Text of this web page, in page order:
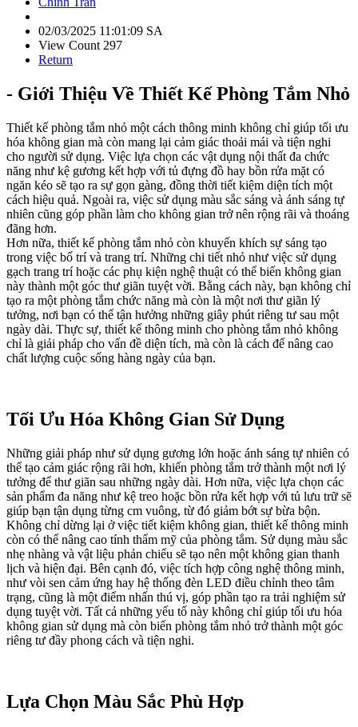
02/03/2025 11:01:09 SA
View Count 297
Return
- Giới Thiệu Về Thiết Kế Phòng Tắm Nhỏ
Thiết kế phòng tắm nhỏ một cách thông minh không chỉ giúp tối ưu
hóa không gian mà còn mang lại cảm giác thoải mái và tiện nghi
cho người sử dụng. Việc lựa chọn các vật dụng nội thất đa chức
năng như kệ gương kết hợp với tủ đựng đồ hay bồn rửa mặt có
ngăn kéo sẽ tạo ra sự gọn gàng, đồng thời tiết kiệm diện tích một
cách hiệu quả. Ngoài ra, việc sử dụng màu sắc sáng và ánh sáng tự
nhiên cũng góp phần làm cho không gian trở nên rộng rãi và thoáng
đãng hơn.
Hơn nữa, thiết kế phòng tắm nhỏ còn khuyến khích sự sáng tạo
trong việc bố trí và trang trí. Những chi tiết nhỏ như việc sử dụng
gạch trang trí hoặc các phụ kiện nghệ thuật có thể biến không gian
này thành một góc thư giãn tuyệt vời. Bằng cách này, bạn không chỉ
tạo ra một phòng tắm chức năng mà còn là một nơi thư giãn lý
tưởng, nơi bạn có thể tận hưởng những giây phút riêng tư sau một
ngày dài. Thực sự, thiết kế thông minh cho phòng tắm nhỏ không
chỉ là giải pháp cho vấn đề diện tích, mà còn là cách để nâng cao
chất lượng cuộc sống hàng ngày của bạn.
Tối Ưu Hóa Không Gian Sử Dụng
Những giải pháp như sử dụng gương lớn hoặc ánh sáng tự nhiên có
thể tạo cảm giác rộng rãi hơn, khiến phòng tắm trở thành một nơi lý
tưởng để thư giãn sau những ngày dài. Hơn nữa, việc lựa chọn các
sản phẩm đa năng như kệ treo hoặc bồn rửa kết hợp với tủ lưu trữ sẽ
giúp bạn tận dụng từng cm vuông, từ đó giảm bớt sự bừa bộn.
Không chỉ dừng lại ở việc tiết kiệm không gian, thiết kế thông minh
còn có thể nâng cao tính thẩm mỹ của phòng tắm. Sử dụng màu sắc
nhẹ nhàng và vật liệu phản chiếu sẽ tạo nên một không gian thanh
lịch và hiện đại. Bên cạnh đó, việc tích hợp công nghệ thông minh,
như vòi sen cảm ứng hay hệ thống đèn LED điều chỉnh theo tâm
trạng, cũng là một điểm nhấn thú vị, góp phần tạo ra trải nghiệm sử
dụng tuyệt vời. Tất cả những yếu tố này không chỉ giúp tối ưu hóa
không gian sử dụng mà còn biến phòng tắm nhỏ trở thành một góc
riêng tư đầy phong cách và tiện nghi.
Lựa Chọn Màu Sắc Phù Hợp